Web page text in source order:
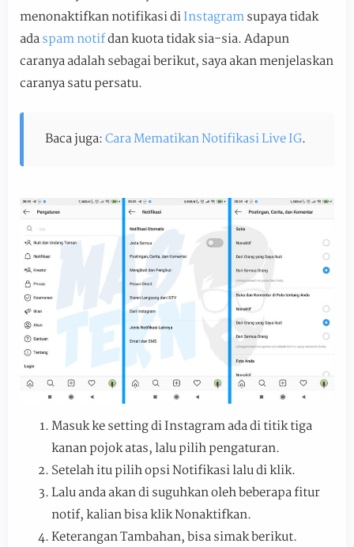
menonaktifkan notifikasi diInstagramsupaya tidak
adaspam notifdan kuota tidak sia-sia. Adapun
caranya adalah sebagai berikut, saya akan menjelaskan
caranya satu persatu.
Baca juga:Cara Mematikan Notifikasi Live IG.
Masuk ke setting di Instagram ada di titik tiga
kanan pojok atas, lalu pilih pengaturan.
Setelah itu pilih opsi Notifikasi lalu di klik.
Lalu anda akan di suguhkan oleh beberapa fitur
notif, kalian bisa klik Nonaktifkan.
Keterangan Tambahan, bisa simak berikut.